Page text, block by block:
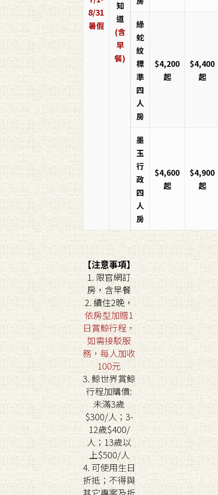
8/31
暑假
知
道
(含
早
餐)
綠
蛇
紋
標
準
四
人
房
$4,200
起
$4,400
起
墨
玉
行
政
四
人
房
$4,600
起
$4,900
起
【注意事項】
1. 限官網訂
房，含早餐
2. 續住2晚，
依房型加贈1
日賞鯨行程，
如需接駁服
務，每人加收
100元
3. 鯨世界賞鯨
行程加購價:
未滿3歲
$300/人；3-
12歲$400/
人；13歲以
上$500/人
4. 可使用生日
折抵；不得與